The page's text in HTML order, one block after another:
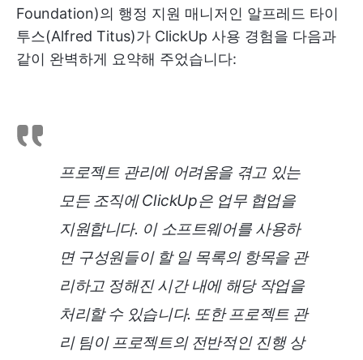
Foundation)의 행정 지원 매니저인 알프레드 타이
투스(Alfred Titus)가 ClickUp 사용 경험을 다음과
같이 완벽하게 요약해 주었습니다:
프로젝트 관리에 어려움을 겪고 있는
모든 조직에 ClickUp은 업무 협업을
지원합니다. 이 소프트웨어를 사용하
면 구성원들이 할 일 목록의 항목을 관
리하고 정해진 시간 내에 해당 작업을
처리할 수 있습니다. 또한 프로젝트 관
리 팀이 프로젝트의 전반적인 진행 상